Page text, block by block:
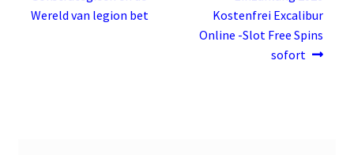
Wereld van legion bet
Kostenfrei Excalibur
Online -Slot Free Spins
sofort